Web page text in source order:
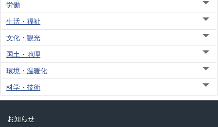
労働
生活・福祉
文化・観光
国土・地理
環境・温暖化
科学・技術
お知らせ